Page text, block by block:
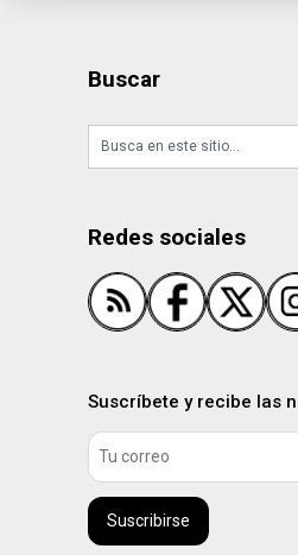
Buscar
Redes sociales
Suscríbete y recibe las
Suscribirse